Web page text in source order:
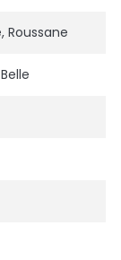
, Roussane